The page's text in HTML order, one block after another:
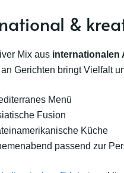
&
Mix aus internationalen
Gerichten bringt Vielfalt
Menü
Fusion
Küche
passend zur